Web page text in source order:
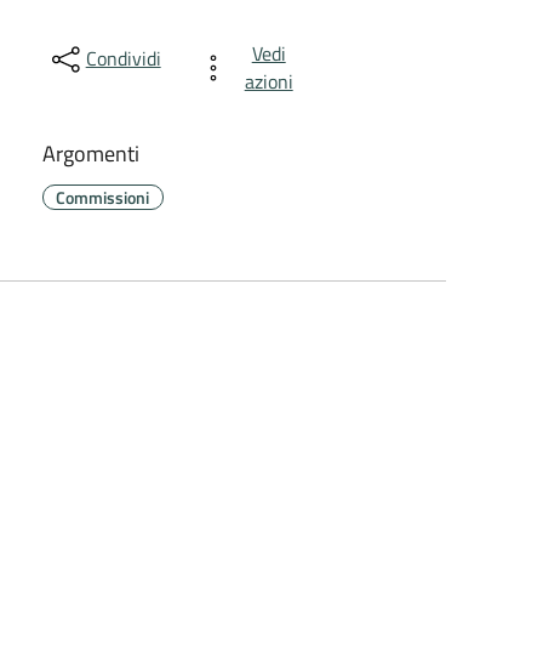
Condividi
Vedi
azioni
Argomenti
Commissioni